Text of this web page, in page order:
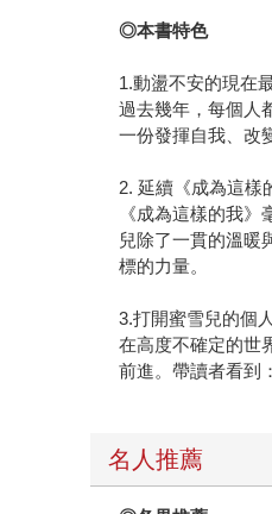
◎本書特色
1.動盪不安的現在
過去幾年，每個人
一份發揮自我、改
2. 延續《成為這樣
《成為這樣的我
兒除了一貫的溫暖
標的力量。
3.打開蜜雪兒的個
在高度不確定的世
前進。帶讀者看到
名人推薦